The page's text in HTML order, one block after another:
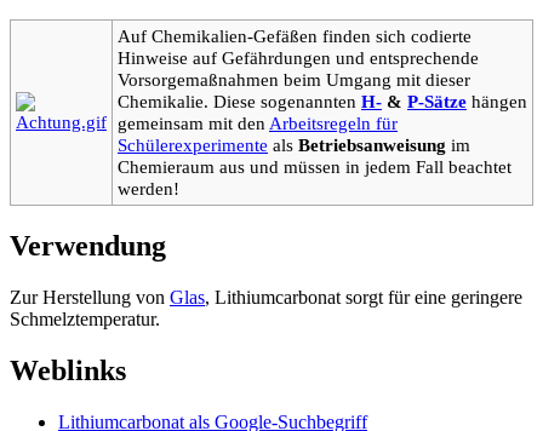
Auf Chemikalien-Gefäßen finden sich codierte
Hinweise auf Gefährdungen und entsprechende
Vorsorgemaßnahmen beim Umgang mit dieser
Chemikalie. Diese sogenannten H- & P-Sätze hängen
gemeinsam mit den Arbeitsregeln für
Schülerexperimente als Betriebsanweisung im
Chemieraum aus und müssen in jedem Fall beachtet
werden!
Verwendung
Zur Herstellung von Glas, Lithiumcarbonat sorgt für eine geringere
Schmelztemperatur.
Weblinks
Lithiumcarbonat als Google-Suchbegriff